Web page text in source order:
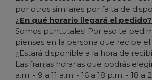
por otros similares por falta de
¿En qué horario llegará el pedido?
Somos puntutales! Por eso te
pienses en la persona que recibe
¿Estará disponible a la hora de
Las franjas horarias que podrás
a.m. - 9 a 11 a.m. - 16 a 18 p.m. - 18 a